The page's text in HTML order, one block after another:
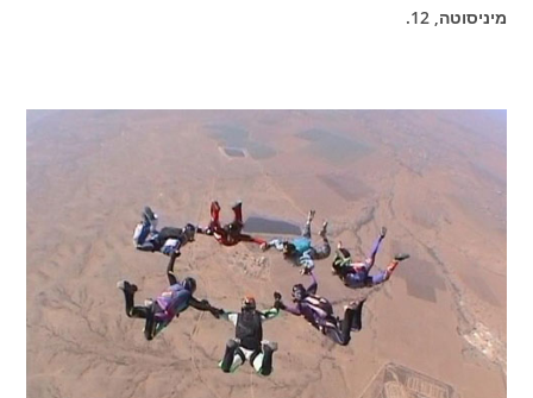
מיניסוטה, 12.